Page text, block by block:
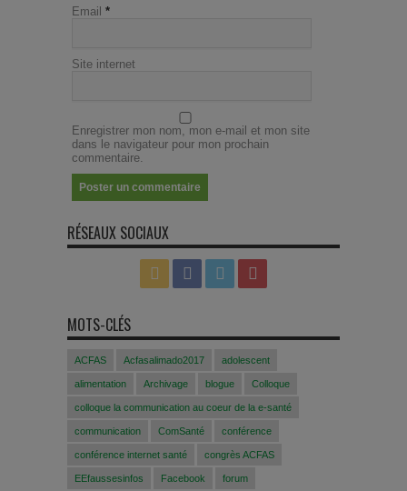
Email *
Site internet
Enregistrer mon nom, mon e-mail et mon site
dans le navigateur pour mon prochain
commentaire.
RÉSEAUX SOCIAUX
MOTS-CLÉS
ACFAS Acfasalimado2017 adolescent
alimentation Archivage blogue Colloque
colloque la communication au coeur de la e-santé
communication ComSanté conférence
conférence internet santé congrès ACFAS
EEfaussesinfos Facebook forum